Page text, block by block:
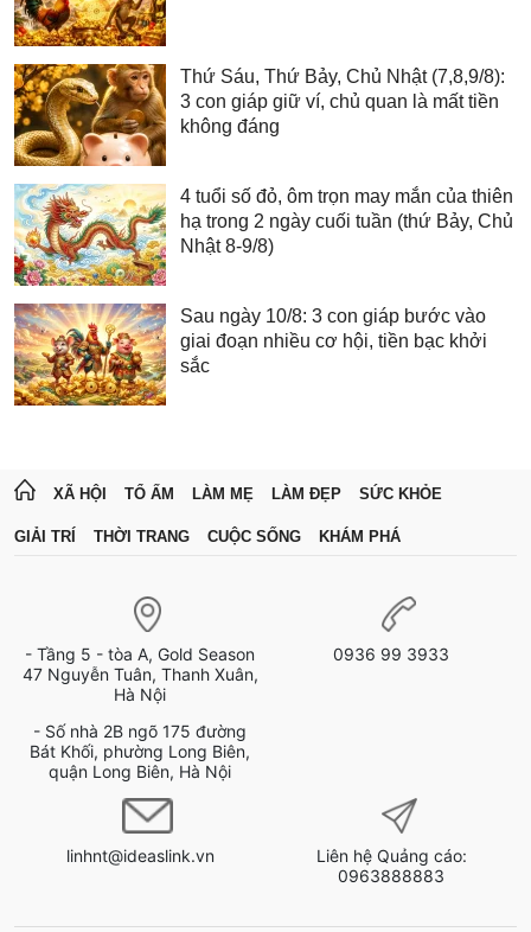
Thứ Sáu, Thứ Bảy, Chủ Nhật (7,8,9/8):
3 con giáp giữ ví, chủ quan là mất tiền
không đáng
4 tuổi số đỏ, ôm trọn may mắn của thiên
hạ trong 2 ngày cuối tuần (thứ Bảy, Chủ
Nhật 8-9/8)
Sau ngày 10/8: 3 con giáp bước vào
giai đoạn nhiều cơ hội, tiền bạc khởi
sắc
XÃ HỘI TỔ ẤM LÀM MẸ LÀM ĐẸP SỨC KHỎE
GIẢI TRÍ THỜI TRANG CUỘC SỐNG KHÁM PHÁ
- Tầng 5 - tòa A, Gold Season
47 Nguyễn Tuân, Thanh Xuân,
Hà Nội
- Số nhà 2B ngõ 175 đường
Bát Khối, phường Long Biên,
quận Long Biên, Hà Nội
0936 99 3933
linhnt@ideaslink.vn
Liên hệ Quảng cáo:
0963888883